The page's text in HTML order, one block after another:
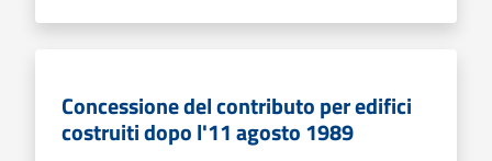
Concessione del contributo per edifici
costruiti dopo l'11 agosto 1989